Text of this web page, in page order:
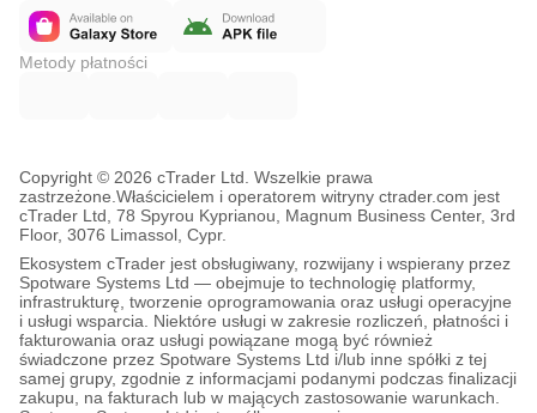
Metody płatności
Copyright © 2026 cTrader Ltd. Wszelkie prawa
zastrzeżone. Właścicielem i operatorem witryny ctrader.com jest
cTrader Ltd, 78 Spyrou Kyprianou, Magnum Business Center, 3rd
Floor, 3076 Limassol, Cypr.
Ekosystem cTrader jest obsługiwany, rozwijany i wspierany przez
Spotware Systems Ltd — obejmuje to technologię platformy,
infrastrukturę, tworzenie oprogramowania oraz usługi operacyjne
i usługi wsparcia. Niektóre usługi w zakresie rozliczeń, płatności i
fakturowania oraz usługi powiązane mogą być również
świadczone przez Spotware Systems Ltd i/lub inne spółki z tej
samej grupy, zgodnie z informacjami podanymi podczas finalizacji
zakupu, na fakturach lub w mających zastosowanie warunkach.